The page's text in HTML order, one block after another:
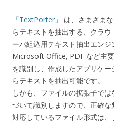
「TextPorter」
は、さまざま
らテキストを抽出する、クラ
ーバ組込用テキスト抽出エンジ
Microsoft Office, PDF など主
を識別し、作成したアプリケ
らテキストを抽出可能です。
しかも、ファイルの拡張子で
づいて識別しますので、正確な
対応しているファイル形式は、